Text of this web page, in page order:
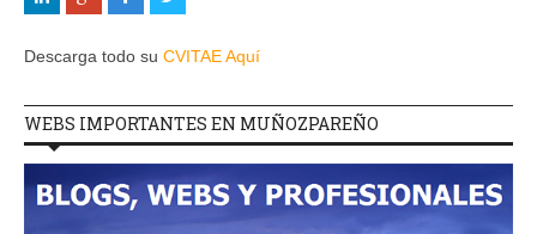
Descarga todo su CVITAE Aquí
WEBS IMPORTANTES EN MUÑOZPAREÑO